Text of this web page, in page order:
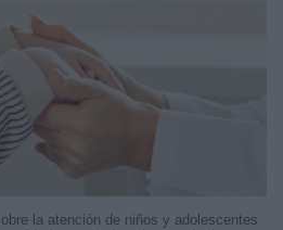
la atención de niños y adolescentes